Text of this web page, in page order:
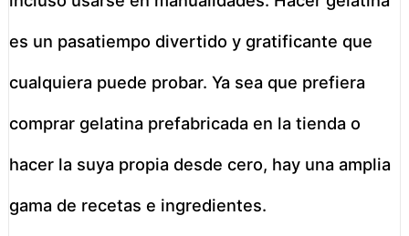
es un pasatiempo divertido y gratificante que
cualquiera puede probar. Ya sea que prefiera
comprar gelatina prefabricada en la tienda o
hacer la suya propia desde cero, hay una amplia
gama de recetas e ingredientes.